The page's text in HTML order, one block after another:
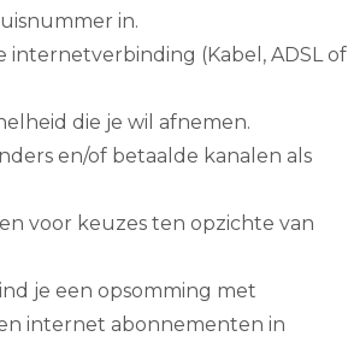
in.
internetverbinding (Kabel, ADSL of
die je wil afnemen.
en/of betaalde kanalen als
voor keuzes ten opzichte van
je een opsomming met
internet abonnementen in